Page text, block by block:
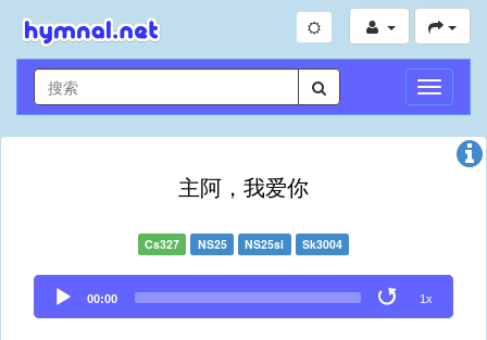
切
换
导
主阿，我爱你
Cs327 NS25 NS25si Sk3004
Audio
Player
00:00 1x